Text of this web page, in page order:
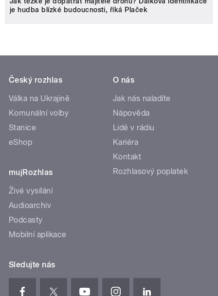
je hudba blízké budoucnosti, říká Plaček
Český rozhlas
Válka na Ukrajině
Komunální volby
Stanice
eShop
mujRozhlas
Živé vysílání
Audioarchiv
Podcasty
Mobilní aplikace
O nás
Jak nás naladíte
Nápověda
Lidé v rádiu
Kariéra
Kontakt
Rozhlasový poplatek
Sledujte nás